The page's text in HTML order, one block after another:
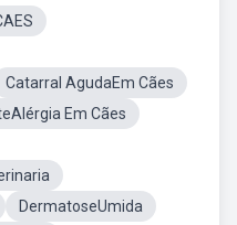
Catarral AgudaEm Cães
Em Cães
DermatoseUmida